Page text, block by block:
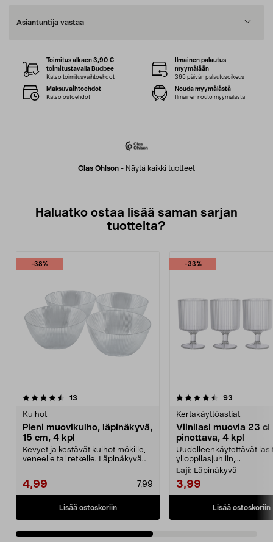
Asiantuntija vastaa
Clas Ohlson - Näytä kaikki tuotteet
Toimitus alkaen 3,90 €
toimitustavalla Budbee
Katso toimitusvaihtoehdot
Ilmainen palautus
myymälään
365 päivän palautusoikeus
Maksuvaihtoehdot
Katso ostoehdot
Nouda myymälästä
Ilmainen nouto myymälästä
Haluatko ostaa lisää saman sarjan
tuotteita?
-38%
13
Kulhot
Pieni muovikulho, läpinäkyvä,
15 cm, 4 kpl
Kevyet ja kestävät kulhot mökille,
veneelle tai retkelle. Läpinäkyvä
7,99
4,99
Lisää ostoskoriin
-33%
4.5viidestä
93
Kertakäyttöastiat
Viinilasi muovia 23 cl
pinottava, 4 kpl
Uudelleenkäytettävät
ylioppilasjuhliin,...
Laji: Läpinäkyvä
3,99
Lisää ostoskoriin
4.5viidestä